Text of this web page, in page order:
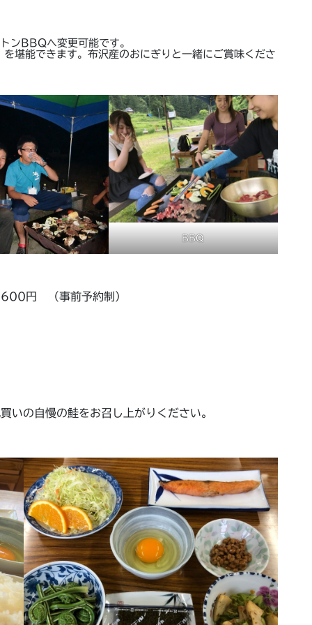
BBQへ変更可能です。
堪能できます。布沢産のおにぎりと一緒にご賞味くださ
BBQ
円 （事前予約制）
いの自慢の鮭をお召し上がりください。